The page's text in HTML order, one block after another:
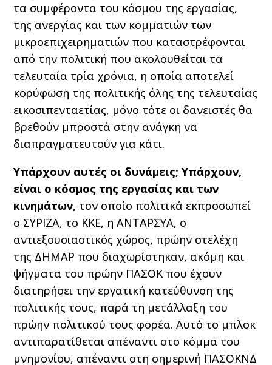
τα συμφέροντα του κόσμου της εργασίας,
της ανεργίας και των κομματιών των
μικροεπιχειρηματιών που καταστρέφονται
από την πολιτική που ακολουθείται τα
τελευταία τρία χρόνια, η οποία αποτελεί
κορύφωση της πολιτικής όλης της τελευταίας
εικοσιπενταετίας, μόνο τότε οι δανειστές θα
βρεθούν μπροστά στην ανάγκη να
διαπραγματευτούν για κάτι.
Υπάρχουν αυτές οι δυνάμεις; Υπάρχουν,
είναι ο κόσμος της εργασίας και των
κινημάτων, τον οποίο πολιτικά εκπροσωπεί
ο ΣΥΡΙΖΑ, το ΚΚΕ, η ΑΝΤΑΡΣΥΑ, ο
αντιεξουσιαστικός χώρος, πρώην στελέχη
της ΔΗΜΑΡ που διαχωρίστηκαν, ακόμη και
ψήγματα του πρώην ΠΑΣΟΚ που έχουν
διατηρήσει την εργατική κατεύθυνση της
πολιτικής τους, παρά τη μετάλλαξη του
πρώην πολιτικού τους φορέα. Αυτό το μπλοκ
αντιπαρατίθεται απέναντι στο κόμμα του
μνημονίου, απέναντι στη σημερινή ΠΑΣΟΚΝΔ